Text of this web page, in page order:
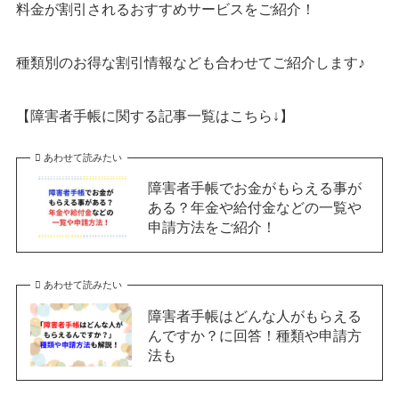
料金が割引されるおすすめサービスをご紹介！
種類別のお得な割引情報なども合わせてご紹介します♪
【障害者手帳に関する記事一覧はこちら↓】
あわせて読みたい
障害者手帳でお金がもらえる事が
ある？年金や給付金などの一覧や
申請方法をご紹介！
あわせて読みたい
障害者手帳はどんな人がもらえる
んですか？に回答！種類や申請方
法も